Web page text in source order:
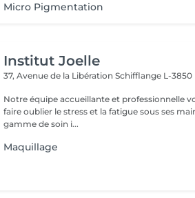
Micro Pigmentation
Institut Joelle
37, Avenue de la LibérationSchifflange L-3850
Notre équipe accueillante et professionnelle
faire oublier le stress et la fatigue sous ses
gamme de soin i...
Maquillage